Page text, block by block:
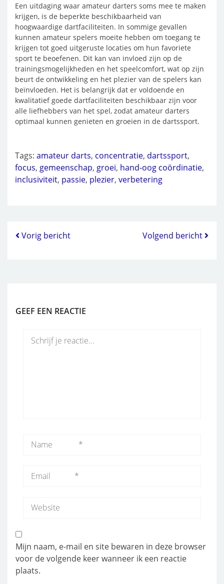
Een uitdaging waar amateur darters soms mee te maken
krijgen, is de beperkte beschikbaarheid van
hoogwaardige dartfaciliteiten. In sommige gevallen
kunnen amateur spelers moeite hebben om toegang te
krijgen tot goed uitgeruste locaties om hun favoriete
sport te beoefenen. Dit kan van invloed zijn op de
trainingsmogelijkheden en het speelcomfort, wat op zijn
beurt de ontwikkeling en het plezier van de spelers kan
beïnvloeden. Het is belangrijk dat er voldoende en
kwalitatief goede dartfaciliteiten beschikbaar zijn voor
alle liefhebbers van het spel, zodat amateur darters
optimaal kunnen genieten en groeien in de dartssport.
Tags: amateur darts, concentratie, dartssport,
focus, gemeenschap, groei, hand-oog coördinatie,
inclusiviteit, passie, plezier, verbetering
Vorig bericht Volgend bericht
GEEF EEN REACTIE
Mijn naam, e-mail en site bewaren in deze browser
voor de volgende keer wanneer ik een reactie
plaats.